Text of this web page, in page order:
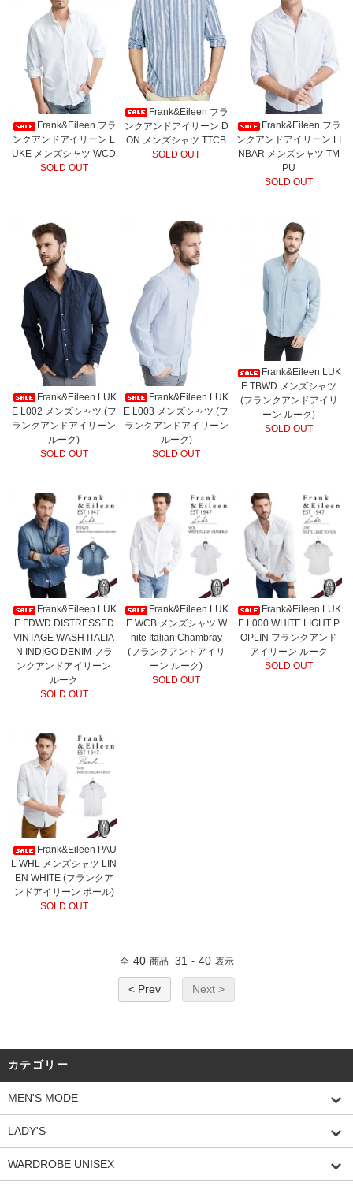
Frank&Eileen フラ
ンクアンドアイリーン L
UKE メンズシャツ WCD
SOLD OUT
Frank&Eileen フラ
ンクアンドアイリーン D
ON メンズシャツ TTCB
SOLD OUT
Frank&Eileen フラ
ンクアンドアイリーン FI
NBAR メンズシャツ TM
PU
SOLD OUT
Frank&Eileen LUK
E L002 メンズシャツ (フ
ランクアンドアイリーン
ルーク)
SOLD OUT
Frank&Eileen LUK
E L003 メンズシャツ (フ
ランクアンドアイリーン
ルーク)
SOLD OUT
Frank&Eileen LUK
E TBWD メンズシャツ
(フランクアンドアイリ
ーン ルーク)
SOLD OUT
Frank&Eileen LUK
E FDWD DISTRESSED
VINTAGE WASH ITALIA
N INDIGO DENIM フラ
ンクアンドアイリーン
ルーク
SOLD OUT
Frank&Eileen LUK
E WCB メンズシャツ W
hite Italian Chambray
(フランクアンドアイリ
ーン ルーク)
SOLD OUT
Frank&Eileen LUK
E L000 WHITE LIGHT P
OPLIN フランクアンド
アイリーン ルーク
SOLD OUT
Frank&Eileen PAU
L WHL メンズシャツ LIN
EN WHITE (フランクア
ンドアイリーン ポール)
SOLD OUT
全 40 商品 31 - 40 表示
< Prev Next >
カテゴリー
MEN'S MODE
LADY'S
WARDROBE UNISEX